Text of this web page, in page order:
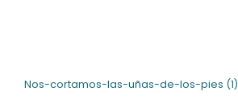
Nos-cortamos-las-uñas-de-los-pies (1)